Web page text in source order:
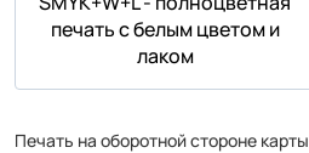
печать с белым цветом и
лаком
Печать на оборотной стороне карты